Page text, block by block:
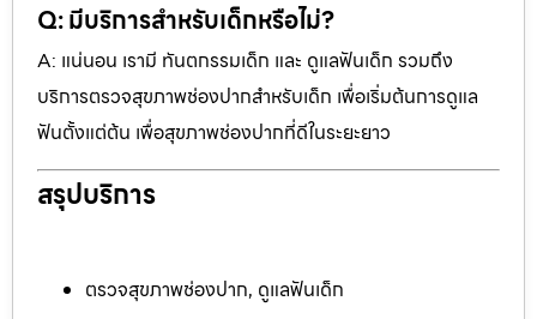
Q: มีบริการสำหรับเด็กหรือไม่?
A: แน่นอน เรามี ทันตกรรมเด็ก และ ดูแลฟันเด็ก รวมถึง
บริการตรวจสุขภาพช่องปากสำหรับเด็ก เพื่อเริ่มต้นการดูแล
ฟันตั้งแต่ต้น เพื่อสุขภาพช่องปากที่ดีในระยะยาว
สรุปบริการ
ตรวจสุขภาพช่องปาก, ดูแลฟันเด็ก